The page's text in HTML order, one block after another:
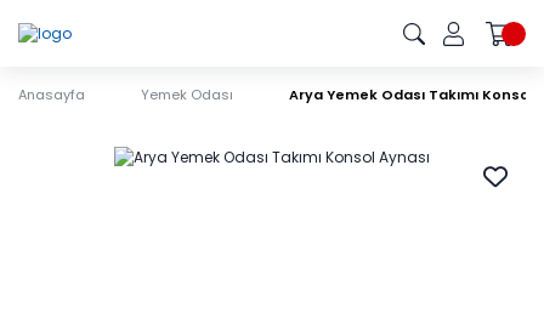
Anasayfa Yemek Odası Arya Yemek Odası Takımı Konsol